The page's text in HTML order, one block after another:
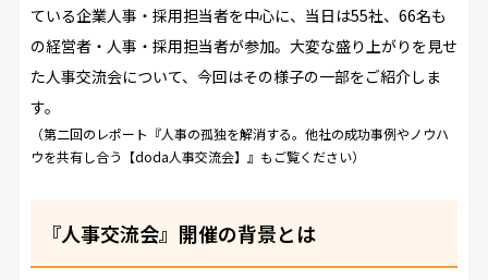
ている企業人事・採用担当者を中心に、当日は55社、66名も
の経営者・人事・採用担当者が参加。大変な盛り上がりを見せ
た人事交流会について、今回はその様子の一部をご紹介しま
す。
（第二回のレポート『人事の孤独を解消する。他社の成功事例やノウハ
ウを共有し合う【doda人事交流会】 』もご覧ください）
『人事交流会』開催の背景とは